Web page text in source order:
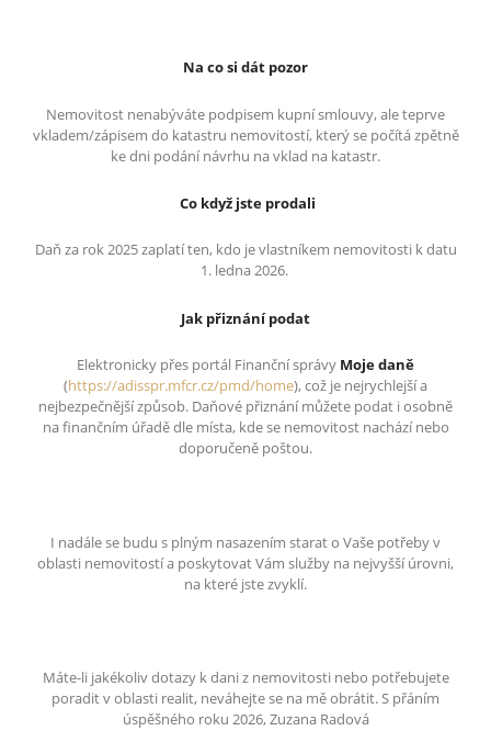
Na co si dát pozor
Nemovitost nenabýváte podpisem kupní smlouvy, ale teprve
vkladem/zápisem do katastru nemovitostí, který se počítá zpětně
ke dni podání návrhu na vklad na katastr.
Co když jste prodali
Daň za rok 2025 zaplatí ten, kdo je vlastníkem nemovitosti k datu
1. ledna 2026.
Jak přiznání podat
Elektronicky přes portál Finanční správy Moje daně
(https://adisspr.mfcr.cz/pmd/home), což je nejrychlejší a
nejbezpečnější způsob. Daňové přiznání můžete podat i osobně
na finančním úřadě dle místa, kde se nemovitost nachází nebo
doporučeně poštou.
I nadále se budu s plným nasazením starat o Vaše potřeby v
oblasti nemovitostí a poskytovat Vám služby na nejvyšší úrovni,
na které jste zvyklí.
Máte-li jakékoliv dotazy k dani z nemovitosti nebo potřebujete
poradit v oblasti realit, neváhejte se na mě obrátit. S přáním
úspěšného roku 2026, Zuzana Radová